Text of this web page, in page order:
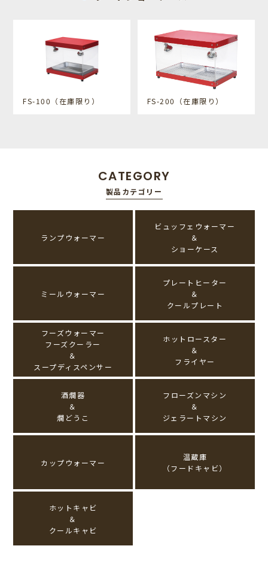
FS-100（在庫限り） FS-200（在庫限り）
CATEGORY
製品カテゴリー
ランプウォーマー
ビュッフェウォーマー
＆
ショーケース
ミールウォーマー
プレートヒーター
＆
クールプレート
フーズウォーマー
フーズクーラー
＆
スープディスペンサー
ホットロースター
＆
フライヤー
酒燗器
＆
燗どうこ
フローズンマシン
＆
ジェラートマシン
カップウォーマー
温蔵庫
（フードキャビ）
ホットキャビ
＆
クールキャビ